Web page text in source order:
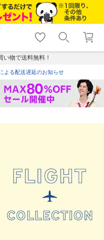
shopping_cart lock_outline
ログイン
物で送料無料！
よる配送遅延のお知らせ